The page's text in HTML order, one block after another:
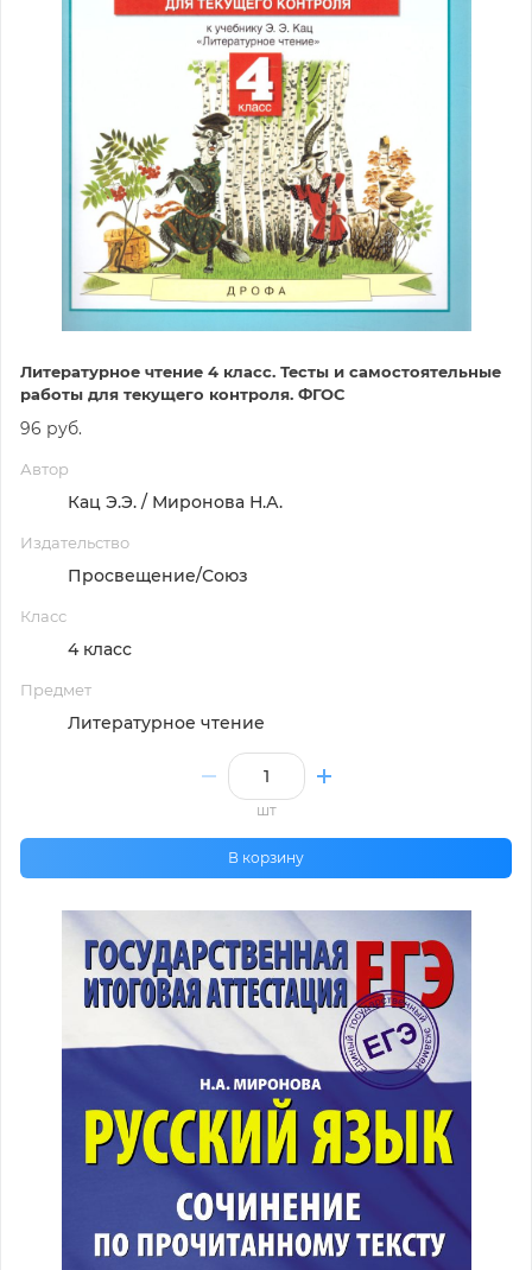
Литературное чтение 4 класс. Тесты и самостоятельные
работы для текущего контроля. ФГОС
96 руб.
Автор
Кац Э.Э. / Миронова Н.А.
Издательство
Просвещение/Союз
Класс
4 класс
Предмет
Литературное чтение
шт
В корзину